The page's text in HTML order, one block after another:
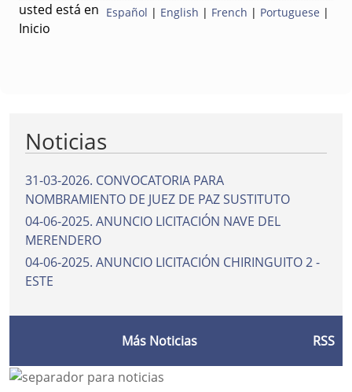
Español | English | French | Portuguese |
usted está en
Inicio
Noticias
31-03-2026. CONVOCATORIA PARA
NOMBRAMIENTO DE JUEZ DE PAZ SUSTITUTO
04-06-2025. ANUNCIO LICITACIÓN NAVE DEL
MERENDERO
04-06-2025. ANUNCIO LICITACIÓN CHIRINGUITO 2 -
ESTE
Más Noticias RSS